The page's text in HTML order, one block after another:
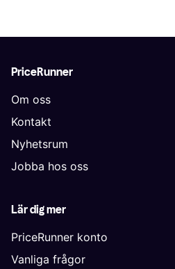
PriceRunner
Om oss
Kontakt
Nyhetsrum
Jobba hos oss
Lär dig mer
PriceRunner konto
Vanliga frågor